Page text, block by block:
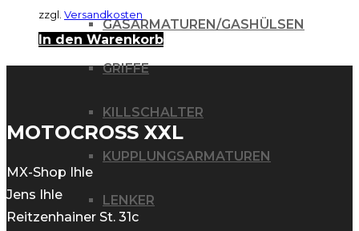
GASARMATUREN/GASHÜLSEN
GRIFFE
KILLSCHALTER
KUPPLUNGSARMATUREN
LENKER
zzgl. Versandkosten
In den Warenkorb
MOTOCROSS XXL
MX-Shop Ihle
Jens Ihle
Reitzenhainer St. 31c